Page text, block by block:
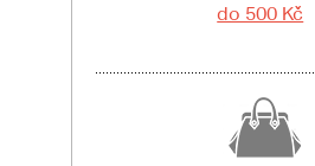
do 500 Kč